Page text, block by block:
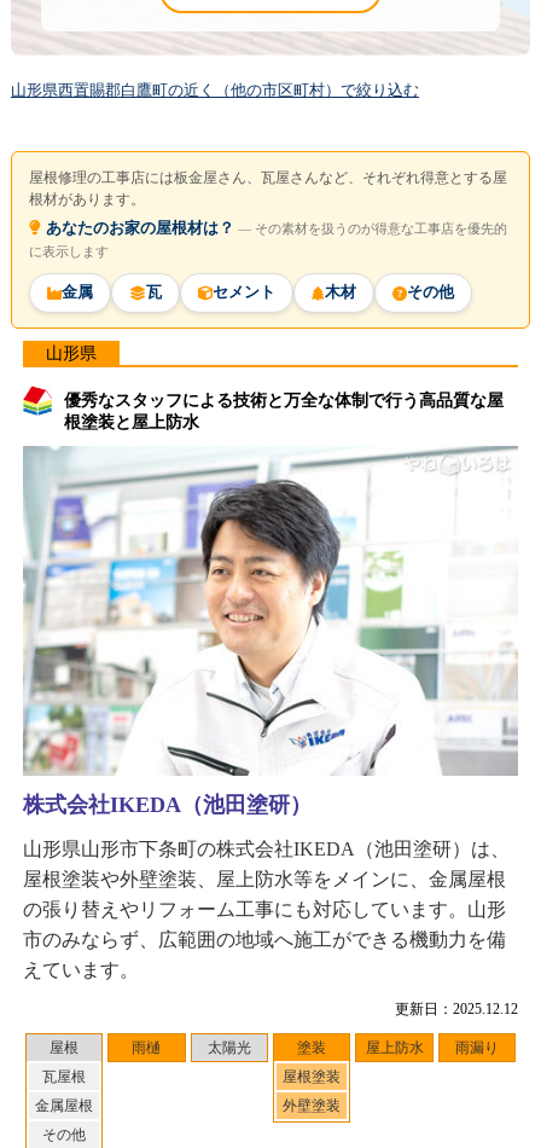
山形県西置賜郡白鷹町の近く（他の市区町村）で絞り込む
屋根修理の工事店には板金屋さん、瓦屋さんなど、それぞれ得意とする屋
根材があります。
あなたのお家の屋根材は？ ― その素材を扱うのが得意な工事店を優先的
に表示します
金属 瓦 セメント 木材 その他
山形県
優秀なスタッフによる技術と万全な体制で行う高品質な屋
根塗装と屋上防水
更新日：2025.12.12
屋根
瓦屋根
金属屋根
その他
雨樋 太陽光
塗装
屋根塗装
外壁塗装
屋上防水 雨漏り
株式会社IKEDA（池田塗研）
山形県山形市下条町の株式会社IKEDA（池田塗研）は、
屋根塗装や外壁塗装、屋上防水等をメインに、金属屋根
の張り替えやリフォーム工事にも対応しています。山形
市のみならず、広範囲の地域へ施工ができる機動力を備
えています。